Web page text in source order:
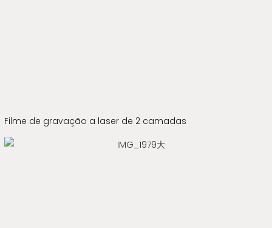
Filme de gravação a laser de 2 camadas